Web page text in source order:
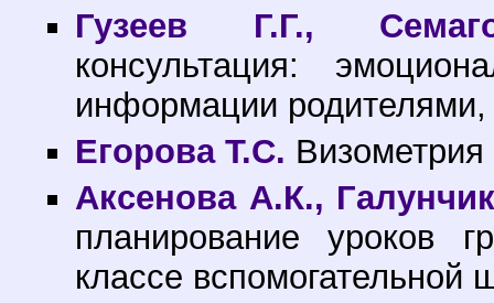
Гузеев Г.Г.,
консультация:
информации родителями,
Егорова Т.С.
Аксенова А.К.,
планирование уроков
классе вспомогательной